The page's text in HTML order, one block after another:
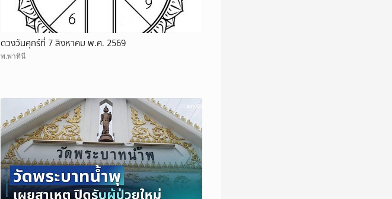
ดวงวันศุกร์ที่ 7 สิงหาคม พ.ศ. 2569
พ.พาทินี